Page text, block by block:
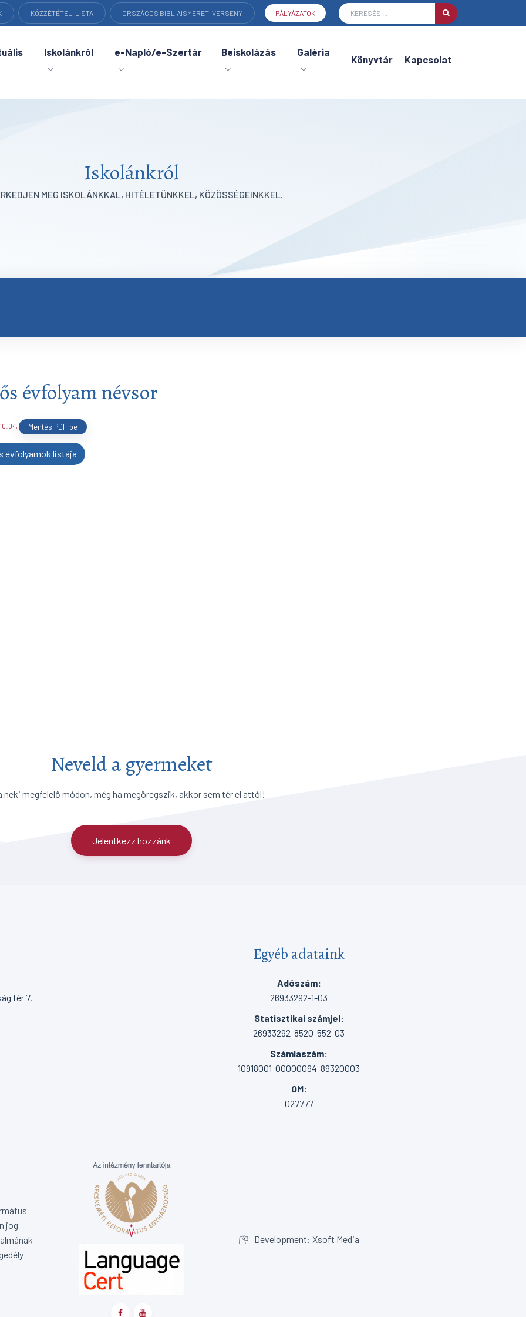
KÖZZÉTÉTELI LISTA ORSZÁGOS BIBLIAISMERETI VERSENY PÁLYÁZATOK
Iskolánkról e-Napló/e-Szertár Beiskolázás Galéria
Könyvtár Kapcsolat
Iskolánkról
MEG ISKOLÁNKKAL, HITÉLETÜNKKEL, KÖZÖSSÉGEINKKEL.
évfolyam névsor
, Mentés PDF-be
évfolyamok listája
Neveld a gyermeket
neki megfelelő módon, még ha megöregszik, akkor sem tér el attól!
Jelentkezz hozzánk
tér 7.
Egyéb adataink
Adószám:
26933292-1-03
Statisztikai számjel:
26933292-8520-552-03
Számlaszám:
10918001-00000094-89320003
OM:
027777
Development: Xsoft Media
jog